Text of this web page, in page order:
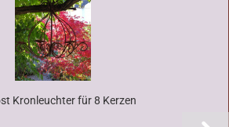
Kronleuchter für 8 Kerzen